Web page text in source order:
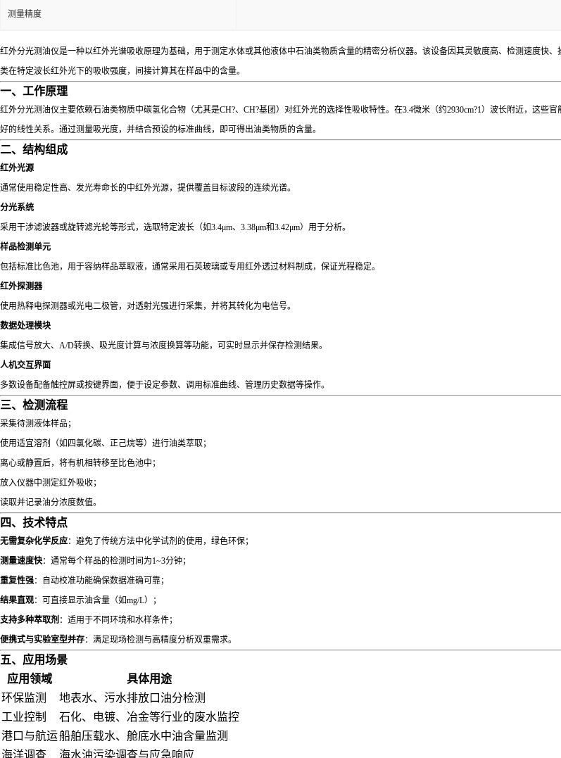
测量精度
红外分光测油仪是一种以红外光谱吸收原理为基础，用于测定水体或其他液体中石油类物质含量的精密分析仪器。该设备因其灵敏度高、检测速度快
类在特定波长红外光下的吸收强度，间接计算其在样品中的含量。
一、工作原理
红外分光测油仪主要依赖石油类物质中碳氢化合物（尤其是CH?、CH?基团）对红外光的选择性吸收特性。在3.4微米（约2930cm?1）波长附近，这
好的线性关系。通过测量吸光度，并结合预设的标准曲线，即可得出油类物质的含量。
二、结构组成
红外光源
通常使用稳定性高、发光寿命长的中红外光源，提供覆盖目标波段的连续光谱。
分光系统
采用干涉滤波器或旋转滤光轮等形式，选取特定波长（如3.4μm、3.38μm和3.42μm）用于分析。
样品检测单元
包括标准比色池，用于容纳样品萃取液，通常采用石英玻璃或专用红外透过材料制成，保证光程稳定。
红外探测器
使用热释电探测器或光电二极管，对透射光强进行采集，并将其转化为电信号。
数据处理模块
集成信号放大、A/D转换、吸光度计算与浓度换算等功能，可实时显示并保存检测结果。
人机交互界面
多数设备配备触控屏或按键界面，便于设定参数、调用标准曲线、管理历史数据等操作。
三、检测流程
采集待测液体样品；
使用适宜溶剂（如四氯化碳、正己烷等）进行油类萃取；
离心或静置后，将有机相转移至比色池中；
放入仪器中测定红外吸收；
读取并记录油分浓度数值。
四、技术特点
无需复杂化学反应：避免了传统方法中化学试剂的使用，绿色环保；
测量速度快：通常每个样品的检测时间为1~3分钟；
重复性强：自动校准功能确保数据准确可靠；
结果直观：可直接显示油含量（如mg/L）；
支持多种萃取剂 ：适用于不同环境和水样条件；
便携式与实验室型并存：满足现场检测与高精度分析双重需求。
五、应用场景
应用领域
具体用途
环保监测
地表水、污水排放口油分检测
工业控制
石化、电镀、冶金等行业的废水监控
港口与航运船舶压载水、舱底水中油含量监测
海洋调查
海水油污染调查与应急响应